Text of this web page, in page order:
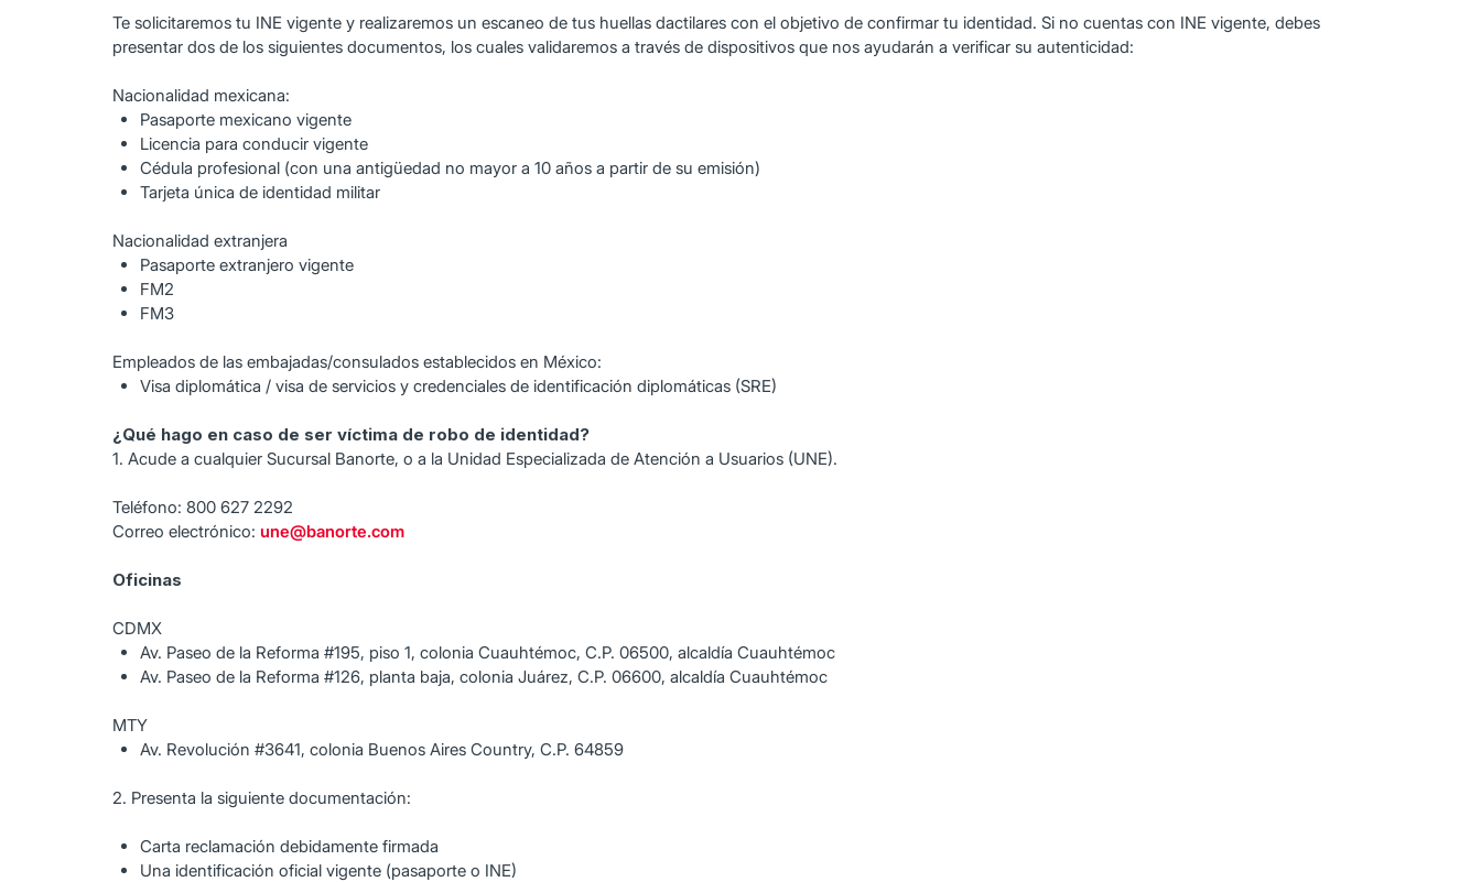
Te solicitaremos tu INE vigente y realizaremos un escaneo de tus huellas dactilares con el objetivo de confirmar tu identidad. Si no cuentas con INE vigente, debes
presentar dos de los siguientes documentos, los cuales validaremos a través de dispositivos que nos ayudarán a verificar su autenticidad:
Nacionalidad mexicana:
Pasaporte mexicano vigente
Licencia para conducir vigente
Cédula profesional (con una antigüedad no mayor a 10 años a partir de su emisión)
Tarjeta única de identidad militar
Nacionalidad extranjera
Pasaporte extranjero vigente
FM2
FM3
Empleados de las embajadas/consulados establecidos en México:
Visa diplomática / visa de servicios y credenciales de identificación diplomáticas (SRE)
¿Qué hago en caso de ser víctima de robo de identidad?
1. Acude a cualquier Sucursal Banorte, o a la Unidad Especializada de Atención a Usuarios (UNE).
Teléfono: 800 627 2292
Correo electrónico: une@banorte.com
Oficinas
CDMX
Av. Paseo de la Reforma #195, piso 1, colonia Cuauhtémoc, C.P. 06500, alcaldía Cuauhtémoc
Av. Paseo de la Reforma #126, planta baja, colonia Juárez, C.P. 06600, alcaldía Cuauhtémoc
MTY
Av. Revolución #3641, colonia Buenos Aires Country, C.P. 64859
2. Presenta la siguiente documentación:
Carta reclamación debidamente firmada
Una identificación oficial vigente (pasaporte o INE)